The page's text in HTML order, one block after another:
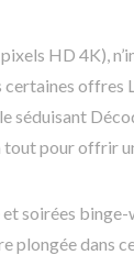
HD 4K),
certaines
séduisant
tout pour offrir
soirées binge-
plongée dans